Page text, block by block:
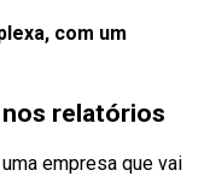
com um
nos relatórios
empresa que vai